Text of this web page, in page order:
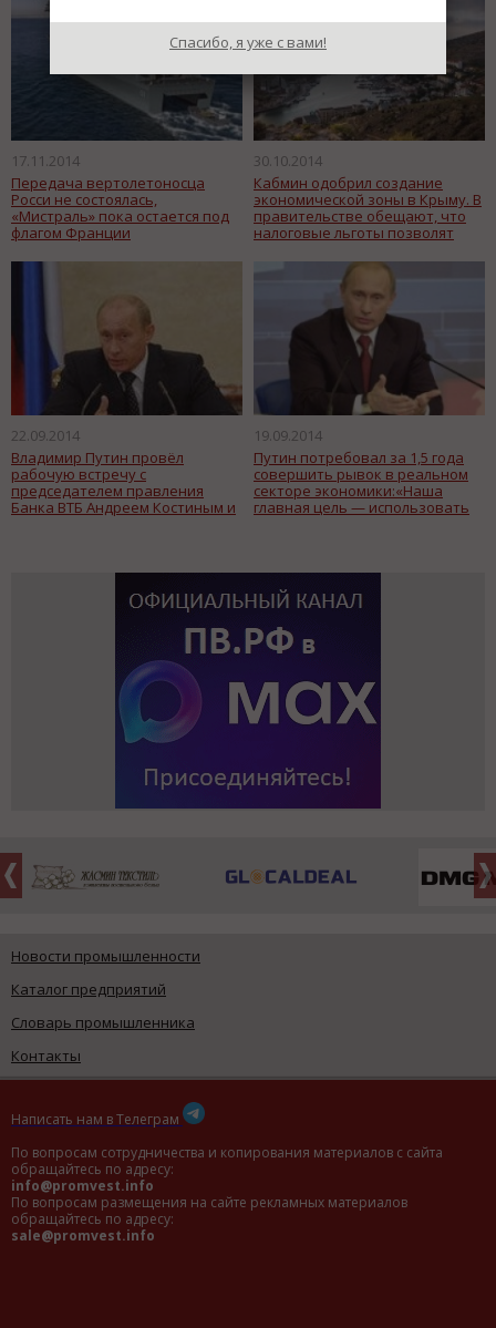
17.11.2014
Передача вертолетоносца
Росси не состоялась,
«Мистраль» пока остается под
флагом Франции
30.10.2014
Кабмин одобрил создание
экономической зоны в Крыму. В
правительстве обещают, что
налоговые льготы позволят
свои издержки в размере до
22.09.2014
Владимир Путин провёл
рабочую встречу с
председателем правления
Банка ВТБ Андреем Костиным и
кредитования теперь для него
19.09.2014
Путин потребовал за 1,5 года
совершить рывок в реальном
секторе экономики:«Наша
главная цель — использовать
Новости промышленности
Каталог предприятий
Словарь промышленника
Контакты
Написать нам в Телеграм
По вопросам сотрудничества и копирования материалов с сайта
обращайтесь по адресу:
info@promvest.info
По вопросам размещения на сайте рекламных материалов
обращайтесь по адресу:
sale@promvest.info
Спасибо, я уже с вами!